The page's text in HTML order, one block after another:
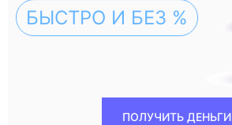
БЫСТРО И БЕЗ %
ПОЛУЧИТЬ ДЕНЬГИ